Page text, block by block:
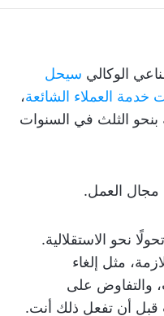
سيحل
،
بنحو الثلث في السنوات
مجال العمل.
نحو الاستقلالية.
مثل إلغاء
والتفاوض على
قبل أن تفعل ذلك أنت.